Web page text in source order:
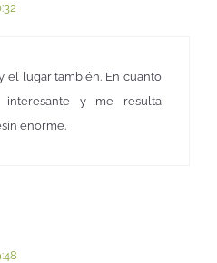
el lugar también. En cuanto
y me resulta
enorme.